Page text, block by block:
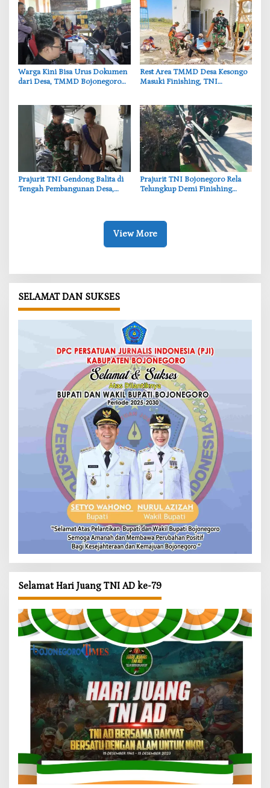
‎Warga Kini Bisa Urus Dokumen
dari Desa, TMMD Bojonegoro
‎Rest Area TMMD Desa Kesongo
Masuki Finishing, TNI
‎Prajurit TNI Gendong Balita di
Tengah Pembangunan Desa,
‎Prajurit TNI Bojonegoro Rela
Telungkup Demi Finishing
View More
SELAMAT DAN SUKSES
Selamat Hari Juang TNI AD ke-79